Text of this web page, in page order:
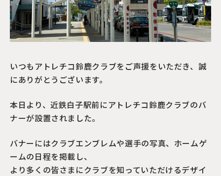
いつもアトレチコ鈴鹿クラブをご声援をいただき、誠
にありがとうございます。
本日より、近鉄白子駅前にアトレチコ鈴鹿クラブのバ
ナーが設置されました。
バナーにはクラブエンブレムや選手の写真、ホームゲ
ームの日程を掲載し、
より多くの皆さまにクラブを知っていただけるデザイ